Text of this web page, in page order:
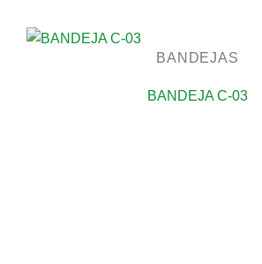
BANDEJAS
BANDEJA C-03